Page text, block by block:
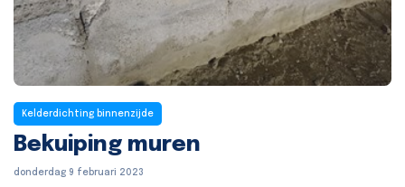
Kelderdichting binnenzijde
Bekuiping muren
donderdag 9 februari 2023